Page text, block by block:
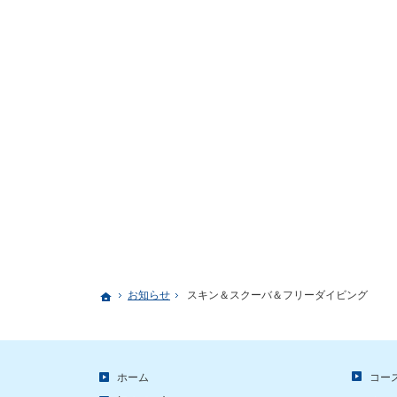
ホーム
お知らせ スキン＆スクーバ＆フリーダイビング
ホーム
コー